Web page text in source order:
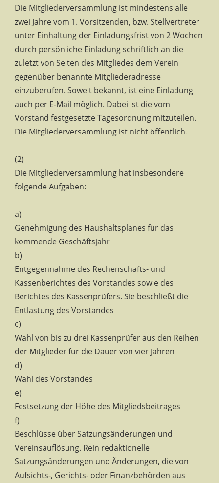
Die Mitgliederversammlung ist mindestens alle
zwei Jahre vom 1. Vorsitzenden, bzw. Stellvertreter
unter Einhaltung der Einladungsfrist von 2 Wochen
durch persönliche Einladung schriftlich an die
zuletzt von Seiten des Mitgliedes dem Verein
gegenüber benannte Mitgliederadresse
einzuberufen. Soweit bekannt, ist eine Einladung
auch per E-Mail möglich. Dabei ist die vom
Vorstand festgesetzte Tagesordnung mitzuteilen.
Die Mitgliederversammlung ist nicht öffentlich.
(2)
Die Mitgliederversammlung hat insbesondere
folgende Aufgaben:
a)
Genehmigung des Haushaltsplanes für das
kommende Geschäftsjahr
b)
Entgegennahme des Rechenschafts- und
Kassenberichtes des Vorstandes sowie des
Berichtes des Kassenprüfers. Sie beschließt die
Entlastung des Vorstandes
c)
Wahl von bis zu drei Kassenprüfer aus den Reihen
der Mitglieder für die Dauer von vier Jahren
d)
Wahl des Vorstandes
e)
Festsetzung der Höhe des Mitgliedsbeitrages
f)
Beschlüsse über Satzungsänderungen und
Vereinsauflösung. Rein redaktionelle
Satzungsänderungen und Änderungen, die von
Aufsichts-, Gerichts- oder Finanzbehörden aus